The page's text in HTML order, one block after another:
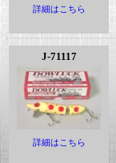
詳細はこちら
J-71117
詳細はこちら